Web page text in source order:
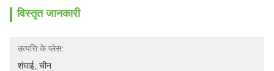
विस्तृत जानकारी
उत्पत्ति के प्लेस:
शंघाई, चीन